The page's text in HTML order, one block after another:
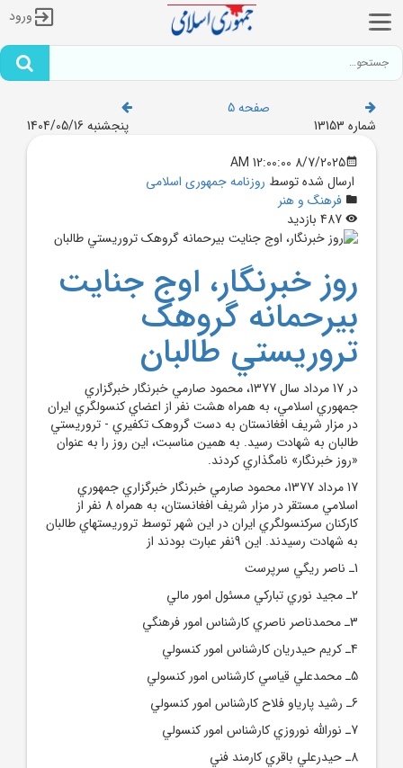
ورود
صفحه 5
شماره 13153
پنجشنبه 1404/05/16
8/7/2025 12:00:00 AM
ارسال شده توسط روزنامه جمهوری اسلامی
فرهنگ و هنر
روز خبرنگار، اوج جنايت
بيرحمانه گروهک
تروريستي طالبان
در 17 مرداد سال 1377، محمود صارمي خبرنگار خبرگزاري
جمهوري اسلامي، به همراه هشت نفر از اعضاي کنسولگري ايران
در مزار شريف افغانستان به دست گروهک تکفيري - تروريستي
طالبان به شهادت رسيد. به همين مناسبت، اين روز را به عنوان
«روز خبرنگار» نامگذاري کردند.
17 مرداد 1377، محمود صارمي خبرنگار خبرگزاري جمهوري
اسلامي مستقر در مزار شريف افغانستان، به همراه 8 نفر از
کارکنان سرکنسولگري ايران در اين شهر توسط تروريستهاي طالبان
به شهادت رسيدند. اين 9نفر عبارت بودند از
1ـ ناصر ريگي سرپرست
2ـ مجيد نوري تبارکي مسئول امور مالي
3ـ محمدناصر ناصري کارشناس امور فرهنگي
4ـ کريم حيدريان کارشناس امور کنسولي
5ـ محمدعلي قياسي کارشناس امور کنسولي
6ـ رشيد پارياو فلاح کارشناس امور کنسولي
7ـ نورالله نوروزي کارشناس امور کنسولي
8ـ حيدرعلي باقري کارمند فني